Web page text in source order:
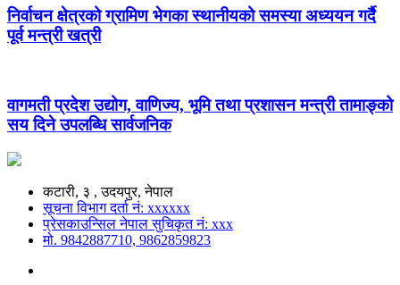
निर्वाचन क्षेत्रको ग्रामिण भेगका स्थानीयको समस्या अध्ययन गर्दै
पूर्व मन्त्री खत्री
वागमती प्रदेश उद्योग, वाणिज्य, भूमि तथा प्रशासन मन्त्री तामाङ्को
सय दिने उपलब्धि सार्वजनिक
कटारी, ३ , उदयपुर, नेपाल
सूचना विभाग दर्ता नं: xxxxxx
प्रेसकाउन्सिल नेपाल सुचिकृत नं: xxx
मो. 9842887710, 9862859823